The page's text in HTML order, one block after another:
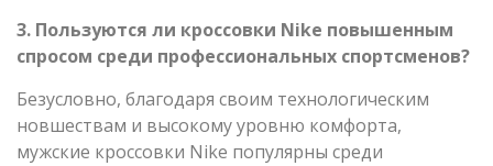
3. Пользуются ли кроссовки Nike повышенным
спросом среди профессиональных спортсменов?
Безусловно, благодаря своим технологическим
новшествам и высокому уровню комфорта,
мужские кроссовки Nike популярны среди